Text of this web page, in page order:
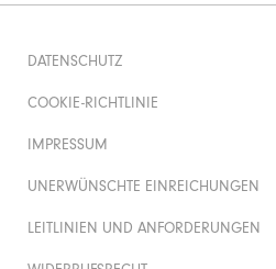
DATENSCHUTZ
COOKIE-RICHTLINIE
IMPRESSUM
UNERWÜNSCHTE EINREICHUNGEN
LEITLINIEN UND ANFORDERUNGEN